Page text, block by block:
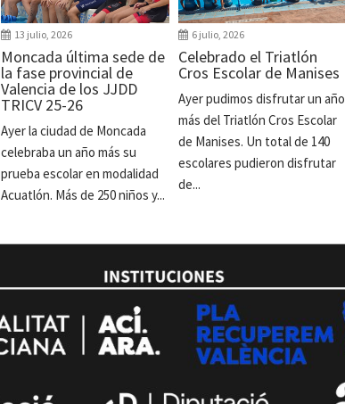
13 julio, 2026
Moncada última sede de
la fase provincial de
Valencia de los JJDD
TRICV 25-26
Ayer la ciudad de Moncada
celebraba un año más su
prueba escolar en modalidad
Acuatlón. Más de 250 niños y...
6 julio, 2026
Celebrado el Triatlón
Cros Escolar de Manises
Ayer pudimos disfrutar un año
más del Triatlón Cros Escolar
de Manises. Un total de 140
escolares pudieron disfrutar
de...